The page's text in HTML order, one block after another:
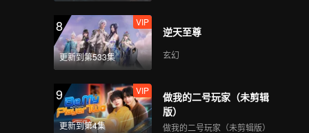
VIP 心动撞上冰山_08B
VIP 心动撞上冰山_08C
8
更新到第533集
VIP
逆天至尊
玄幻
9
更新到第4集
VIP
做我的二号玩家（未剪辑
版）
做我的二号玩家（未剪辑版）